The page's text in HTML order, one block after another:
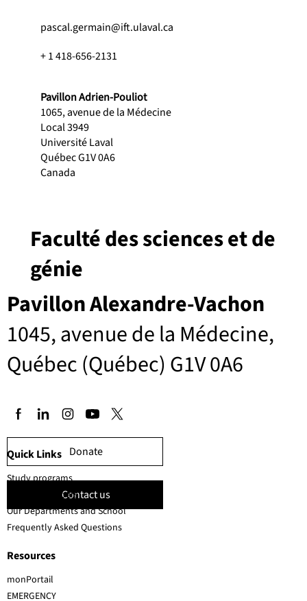
pascal.germain@ift.ulaval.ca
+ 1 418-656-2131
Pavillon Adrien-Pouliot
1065, avenue de la Médecine
Local 3949
Université Laval
Québec G1V 0A6
Canada
Pavillon Alexandre-Vachon
1045, avenue de la Médecine,
Québec (Québec) G1V 0A6
Faculté des sciences et de
génie
Donate
Contact us
EMERGENCY
Quick Links
Resources
Study programs
Faculty members
Our Departments and School
Frequently Asked Questions
monPortail